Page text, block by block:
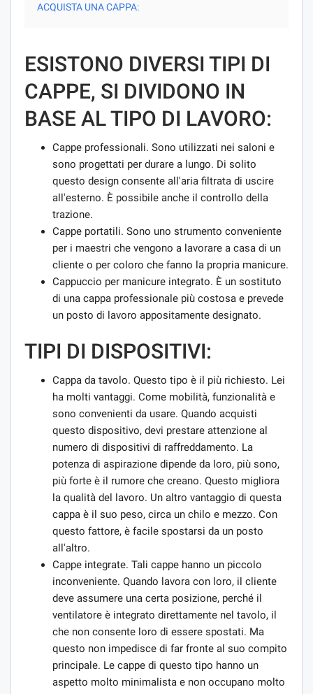
ACQUISTA UNA CAPPA:
ESISTONO DIVERSI TIPI DI
CAPPE, SI DIVIDONO IN
BASE AL TIPO DI LAVORO:
Cappe professionali. Sono utilizzati nei saloni e
sono progettati per durare a lungo. Di solito
questo design consente all'aria filtrata di uscire
all'esterno. È possibile anche il controllo della
trazione.
Cappe portatili. Sono uno strumento conveniente
per i maestri che vengono a lavorare a casa di un
cliente o per coloro che fanno la propria manicure.
Cappuccio per manicure integrato. È un sostituto
di una cappa professionale più costosa e prevede
un posto di lavoro appositamente designato.
TIPI DI DISPOSITIVI:
Cappa da tavolo. Questo tipo è il più richiesto. Lei
ha molti vantaggi. Come mobilità, funzionalità e
sono convenienti da usare. Quando acquisti
questo dispositivo, devi prestare attenzione al
numero di dispositivi di raffreddamento. La
potenza di aspirazione dipende da loro, più sono,
più forte è il rumore che creano. Questo migliora
la qualità del lavoro. Un altro vantaggio di questa
cappa è il suo peso, circa un chilo e mezzo. Con
questo fattore, è facile spostarsi da un posto
all'altro.
Cappe integrate. Tali cappe hanno un piccolo
inconveniente. Quando lavora con loro, il cliente
deve assumere una certa posizione, perché il
ventilatore è integrato direttamente nel tavolo, il
che non consente loro di essere spostati. Ma
questo non impedisce di far fronte al suo compito
principale. Le cappe di questo tipo hanno un
aspetto molto minimalista e non occupano molto